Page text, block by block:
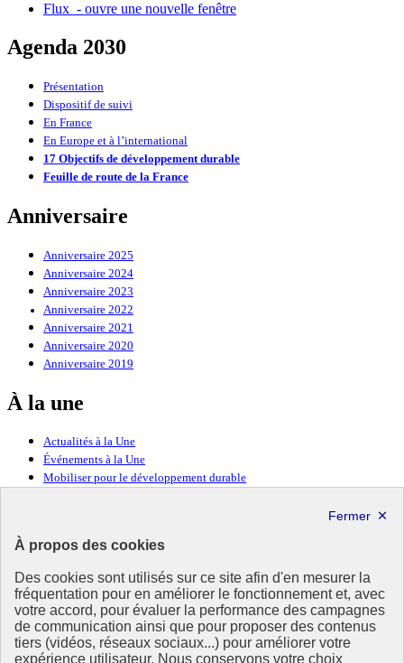
À propos des cookies
Des cookies sont utilisés sur ce site afin d'en mesurer la
fréquentation pour en améliorer le fonctionnement et, avec
votre accord, pour évaluer la performance des campagnes
de communication ainsi que pour proposer des contenus
tiers (vidéos, réseaux sociaux...) pour améliorer votre
expérience utilisateur. Nous conservons votre choix
Flux - ouvre une nouvelle fenêtre
Agenda 2030
Présentation
Dispositif de suivi
En France
En Europe et à l’international
17 Objectifs de développement durable
Feuille de route de la France
Anniversaire
Anniversaire 2025
Anniversaire 2024
Anniversaire 2023
Anniversaire 2022
Anniversaire 2021
Anniversaire 2020
Anniversaire 2019
À la une
Actualités à la Une
Événements à la Une
Mobiliser pour le développement durable
Ressources
Ressources
La Méth’ODD
Gouvernement